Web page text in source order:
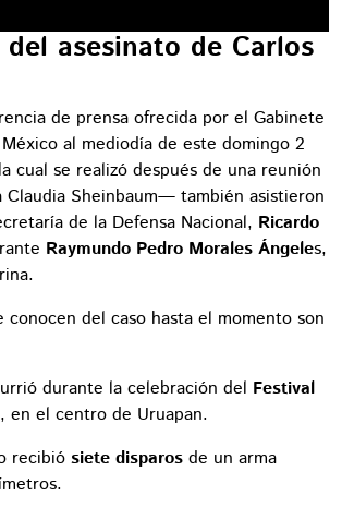
del asesinato de Carlos
de prensa ofrecida por el Gabinete
al mediodía de este domingo 2
cual se realizó después de una reunión
Claudia Sheinbaum— también asistieron
de la Defensa Nacional, Ricardo
Raymundo Pedro Morales Ángeles,
conocen del caso hasta el momento son
durante la celebración del Festival
, en el centro de Uruapan.
recibió siete disparos de un arma